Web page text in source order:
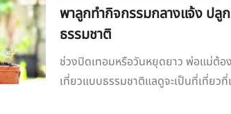
พาลูกทำกิจกรรมกลางแจ้ง ปลู
ธรรมชาติ
ช่วงปิดเทอมหรือวันหยุดยาว พ่อแม่ต้อ
เที่ยวแบบธรรมชาติแลดูจะเป็นที่เที่ยวที่